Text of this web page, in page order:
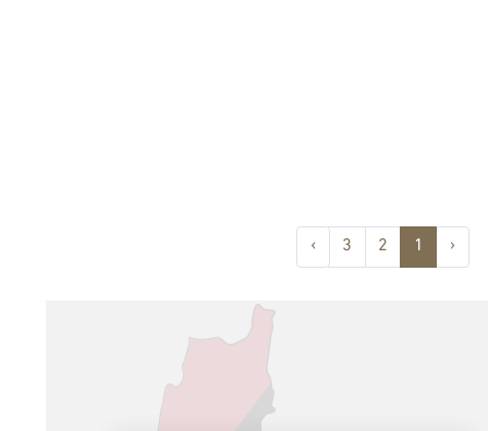
‹
1
2
3
›